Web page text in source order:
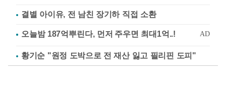
결별 아이유, 전 남친 장기하 직접 소환
황기순 "원정 도박으로 전 재산 잃고 필리핀 도피"